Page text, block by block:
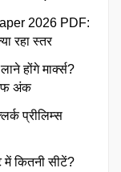
2026 PDF:
रहा स्तर
होंगे मार्क्स?
अंक
प्रीलिम्स
कितनी सीटें?